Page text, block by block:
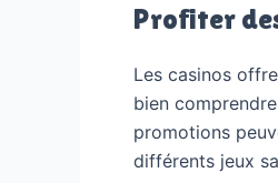
Profiter
Les casinos
bien
promotions
différents jeux